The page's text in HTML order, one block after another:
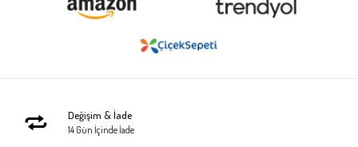
Değişim & İade
14 Gün İçinde İade